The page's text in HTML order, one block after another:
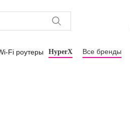
Fi роутеры HyperX Все бренды